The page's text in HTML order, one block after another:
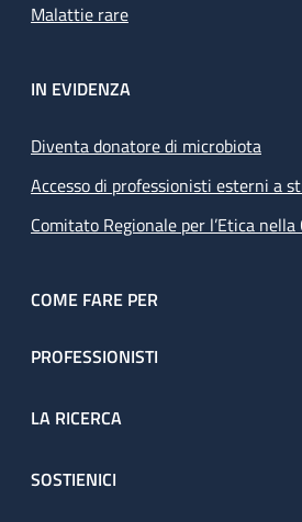
Malattie rare
IN EVIDENZA
Diventa donatore di microbiota
Accesso di professionisti esterni a
Comitato Regionale per l’Etica nella
COME FARE PER
PROFESSIONISTI
LA RICERCA
SOSTIENICI